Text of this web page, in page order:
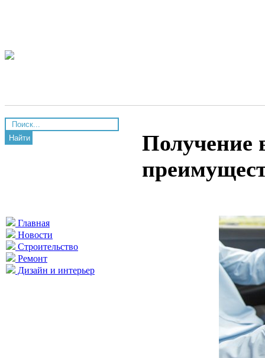
Найти
Главная
Новости
Строительство
Ремонт
Дизайн и интерьер
Получение